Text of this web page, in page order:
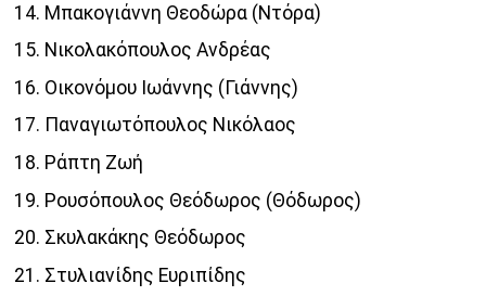
Μπακογιάννη Θεοδώρα (Ντόρα)
Νικολακόπουλος Ανδρέας
Οικονόμου Ιωάννης (Γιάννης)
Παναγιωτόπουλος Νικόλαος
Ράπτη Ζωή
Ρουσόπουλος Θεόδωρος (Θόδωρος)
Σκυλακάκης Θεόδωρος
Στυλιανίδης Ευριπίδης